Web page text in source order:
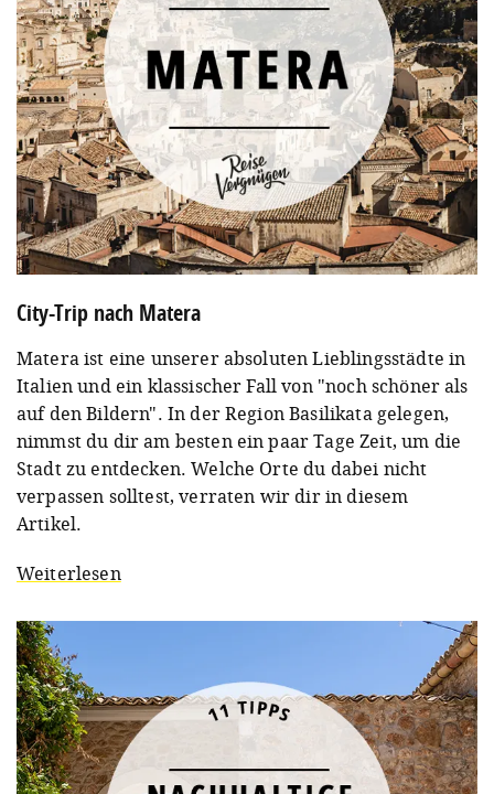
City-Trip nach Matera
Matera ist eine unserer absoluten Lieblingsstädte in
Italien und ein klassischer Fall von "noch schöner als
auf den Bildern". In der Region Basilikata gelegen,
nimmst du dir am besten ein paar Tage Zeit, um die
Stadt zu entdecken. Welche Orte du dabei nicht
verpassen solltest, verraten wir dir in diesem
Artikel.
Weiterlesen